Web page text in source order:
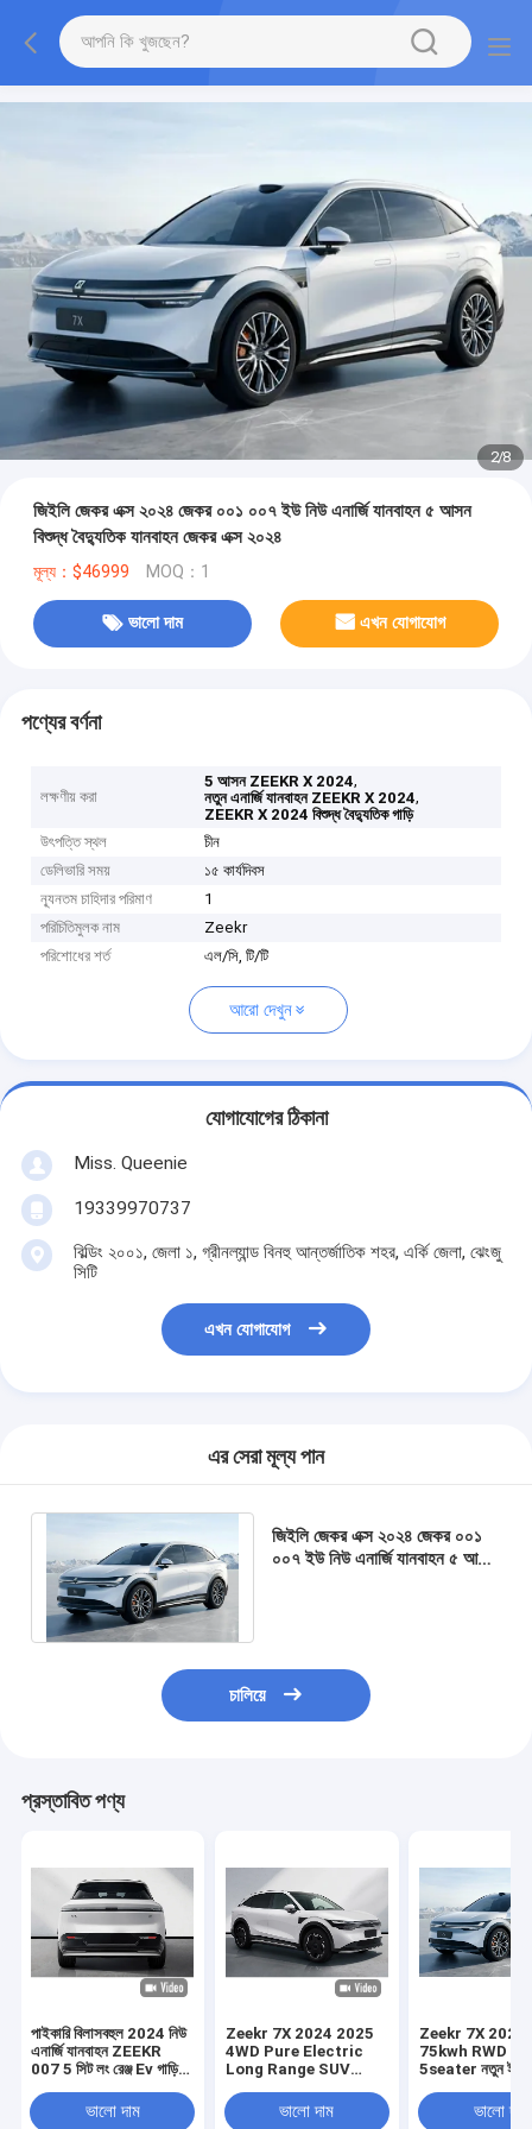
2/8
জিইলি জেকর এক্স ২০২৪ জেকর ০০১ ০০৭ ইউ নিউ এনার্জি যানবাহন ৫ আসন
বিশুদ্ধ বৈদ্যুতিক যানবাহন জেকর এক্স ২০২৪
মূল্য：$46999 MOQ：1
ভালো দাম এখন যোগাযোগ
পণ্যের বর্ণনা
লক্ষণীয় করা
5 আসন ZEEKR X 2024,
নতুন এনার্জি যানবাহন ZEEKR X 2024,
ZEEKR X 2024 বিশুদ্ধ বৈদ্যুতিক গাড়ি
উৎপত্তি স্থল
চীন
ডেলিভারি সময়
১৫ কার্যদিবস
ন্যূনতম চাহিদার পরিমাণ
1
পরিচিতিমুলক নাম
Zeekr
পরিশোধের শর্ত
এল/সি, টি/টি
আরো দেখুন
যোগাযোগের ঠিকানা
Miss. Queenie
19339970737
বিল্ডিং ২০০১, জেলা ১, গ্রীনল্যান্ড বিনহু আন্তর্জাতিক শহর, এর্কি জেলা, ঝেংজু
সিটি
এখন যোগাযোগ
এর সেরা মূল্য পান
জিইলি জেকর এক্স ২০২৪ জেকর ০০১
০০৭ ইউ নিউ এনার্জি যানবাহন ৫ আসন
চালিয়ে
প্রস্তাবিত পণ্য
পাইকারি বিলাসবহুল 2024 নিউ
এনার্জি যানবাহন ZEEKR
007 5 সিট লং রেঞ্জ Ev গাড়ি
ভালো দাম
Zeekr 7X 2024 2025
4WD Pure Electric
Long Range SUV
মডেল Zeekr 7X নতুন গাড়ি
ভালো দাম
Zeekr 7X 2025
75kwh RWD
5seater নতুন
ইলেকট্রিক গাড়ি
জন্য
ভালো দাম